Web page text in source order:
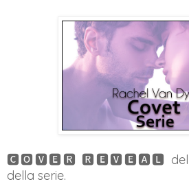
🅲🅾🆅🅴🆁 🆁🅴🆅🅴🅰🅻 del
della serie.